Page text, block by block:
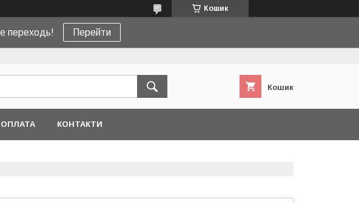
Кошик
переходь! Перейти
Кошик
КОНТАКТИ